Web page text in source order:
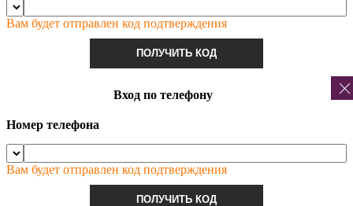
Вам будет отправлен код подтверждения
ПОЛУЧИТЬ КОД
Вход по телефону
Номер телефона
Вам будет отправлен код подтверждения
ПОЛУЧИТЬ КОД